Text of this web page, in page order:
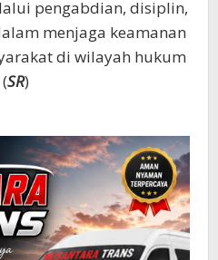
pengabdian, disiplin,
menjaga keamanan
di wilayah hukum
SR)